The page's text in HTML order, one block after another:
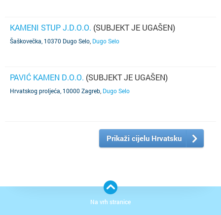
KAMENI STUP J.D.O.O. (SUBJEKT JE UGAŠEN)
Šaškovečka, 10370 Dugo Selo Dugo Selo
PAVIĆ KAMEN D.O.O. (SUBJEKT JE UGAŠEN)
Hrvatskog proljeća, 10000 Zagreb Dugo Selo
Prikaži cijelu Hrvatsku
Na vrh stranice